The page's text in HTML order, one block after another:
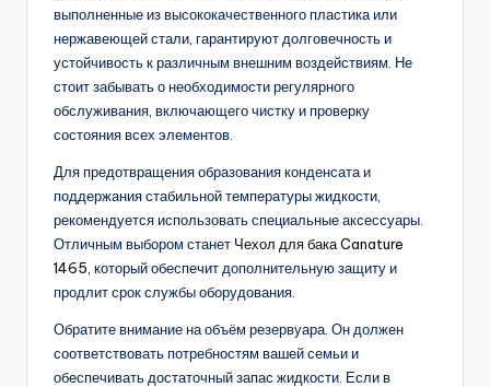
выполненные из высококачественного пластика или
нержавеющей стали, гарантируют долговечность и
устойчивость к различным внешним воздействиям. Не
стоит забывать о необходимости регулярного
обслуживания, включающего чистку и проверку
состояния всех элементов.
Для предотвращения образования конденсата и
поддержания стабильной температуры жидкости,
рекомендуется использовать специальные аксессуары.
Отличным выбором станет Чехол для бака Canature
1465 , который обеспечит дополнительную защиту и
продлит срок службы оборудования.
Обратите внимание на объём резервуара. Он должен
соответствовать потребностям вашей семьи и
обеспечивать достаточный запас жидкости. Если в